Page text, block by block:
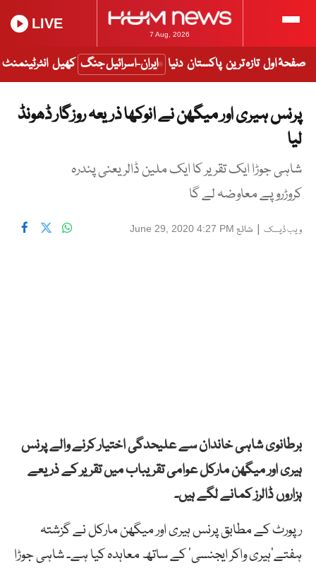
7 Aug, 2026
LIVE
صفحۂ اول تازہ ترین پاکستان دنیا ایران-اسرائیل جنگ کھیل انٹرٹینمنٹ
پرنس ہیری اور میگھن نے انوکھا ذریعہ روزگار ڈھونڈ
لیا
شاہی جوڑا ایک تقریر کا ایک ملین ڈالر یعنی پندرہ
کروڑروپے معاوضہ لے گا
ویب ڈیسک | شائع June 29, 2020 4:27 PM
برطانوی شاہی خاندان سے علیحدگی اختیار کرنے والے پرنس
ہیری اور میگھن مارکل عوامی تقریباب میں تقریر کے ذریعے
ہزاروں ڈالرز کمانے لگے ہیں۔
رپورٹ کے مطابق پرنس ہیری اور میگھن مارکل نے گزشتہ
ہفتے’ہیری واکر ایجنسی‘ کے ساتھ معاہدہ کیا ہے۔ شاہی جوڑا